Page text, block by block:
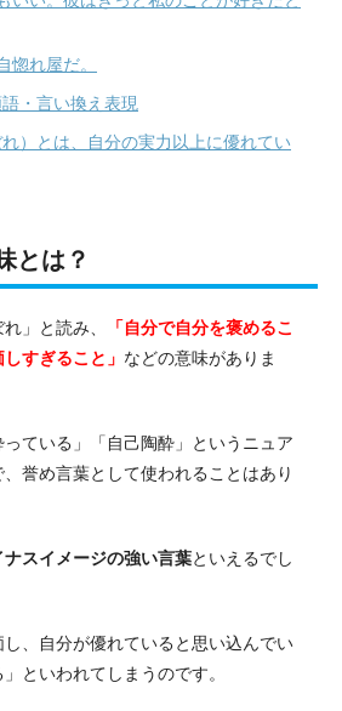
惚れ屋だ。
・言い換え表現
）とは、自分の実力以上に優れてい
とは？
」と読み、
「自分で自分を褒めるこ
すぎること」 などの意味がありま
ている」「自己陶酔」というニュア
誉め言葉として使われることはあり
ナスイメージの強い言葉といえるでし
、自分が優れていると思い込んでい
といわれてしまうのです。